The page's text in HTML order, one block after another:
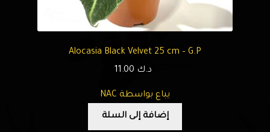
Alocasia Black Velvet 25 cm – G.P
د.ك
يباع بواسطة NAC
إضافة إلى السلة